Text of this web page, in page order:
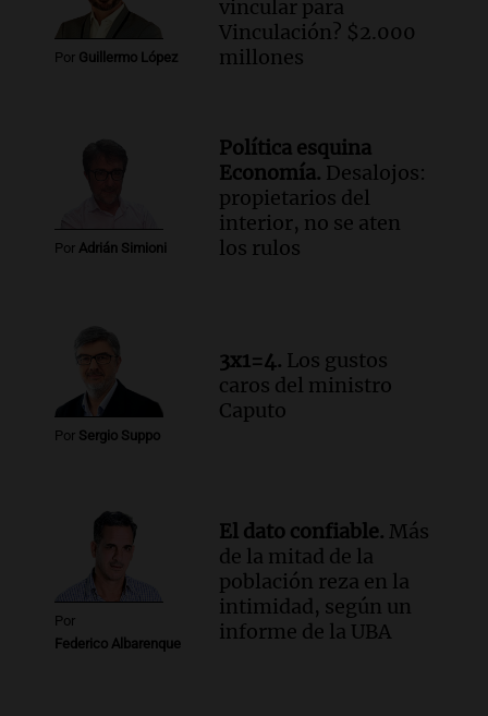
Por Guillermo López
vincular para
Vinculación? $2.000
millones
Por Adrián Simioni
Política esquina
Economía. Desalojos:
propietarios del
interior, no se aten
los rulos
Por Sergio Suppo
3x1=4. Los gustos
caros del ministro
Caputo
Por
Federico Albarenque
El dato confiable. Más
de la mitad de la
población reza en la
intimidad, según un
informe de la UBA